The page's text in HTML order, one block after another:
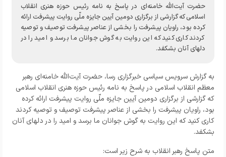
حضرت آیت‌الله خامنه‌ای در پاسخ به نامه رئیس حوزه هنری انقلاب
اسلامی که گزارشی از برگزاری دومین آیین جایزه ملّی روایت پیشرفت ارائه
کرده بود، راویان پیشرفت را بخشی از عناصر پیشرفت توصیف و توصیه
کردند کاری کنید که این روایت به گوش جوانان ما برسد و امید را در
دلهای آنان بشکفد.
به گزارش سرویس سیاسی خبرگزاری رسا، حضرت آیت‌الله خامنه‌ای رهبر
معظم انقلاب اسلامی در پاسخ به نامه رئیس حوزه هنری انقلاب اسلامی
که گزارشی از برگزاری دومین آیین جایزه ملّی روایت پیشرفت ارائه کرده
بود، راویان پیشرفت را بخشی از عناصر پیشرفت توصیف و توصیه کردند
کاری کنید که این روایت به گوش جوانان ما برسد و امید را در دلهای آنان
بشکفد.
متن پاسخ رهبر انقلاب به شرح زیر است: